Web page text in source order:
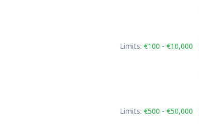
Limits: €100 - €10,000
Limits: €500 - €50,000